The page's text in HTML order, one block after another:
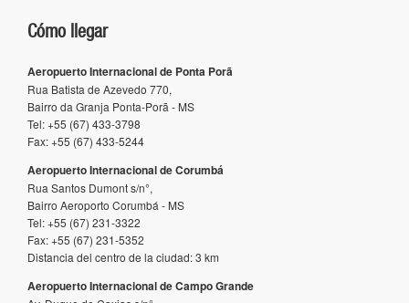
Cómo llegar
Aeropuerto Internacional de Ponta Porã
Rua Batista de Azevedo 770,
Bairro da Granja Ponta-Porã - MS
Tel: +55 (67) 433-3798
Fax: +55 (67) 433-5244
Aeropuerto Internacional de Corumbá
Rua Santos Dumont s/n°,
Bairro Aeroporto Corumbá - MS
Tel: +55 (67) 231-3322
Fax: +55 (67) 231-5352
Distancia del centro de la ciudad: 3 km
Aeropuerto Internacional de Campo Grande